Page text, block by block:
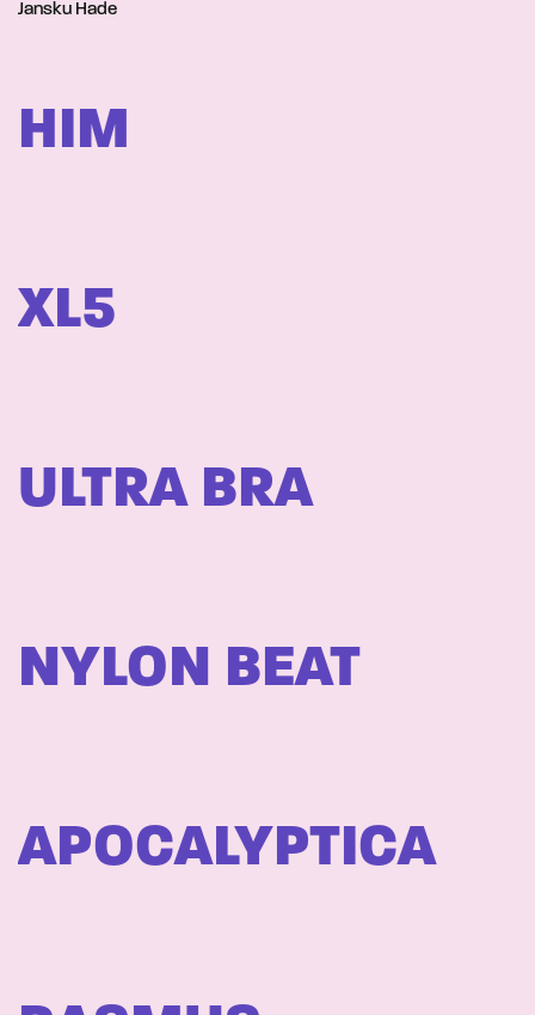
Jansku Hade
HIM
XL5
ULTRA BRA
NYLON BEAT
APOCALYPTICA